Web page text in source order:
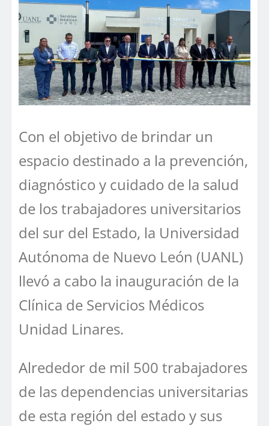
Con el objetivo de brindar un
espacio destinado a la prevención,
diagnóstico y cuidado de la salud
de los trabajadores universitarios
del sur del Estado, la Universidad
Autónoma de Nuevo León (UANL)
llevó a cabo la inauguración de la
Clínica de Servicios Médicos
Unidad Linares.
Alrededor de mil 500 trabajadores
de las dependencias universitarias
de esta región del estado y sus